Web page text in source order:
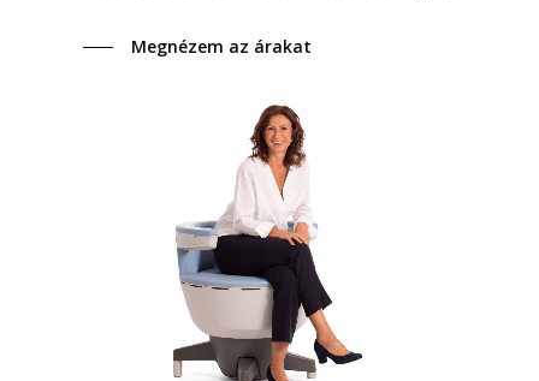
Megnézem az árakat